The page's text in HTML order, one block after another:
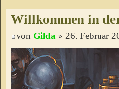
Willkommen in
von Gilda » 26. Februar